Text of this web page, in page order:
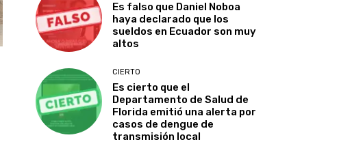
Es falso que Daniel Noboa
haya declarado que los
sueldos en Ecuador son muy
altos
CIERTO
Es cierto que el
Departamento de Salud de
Florida emitió una alerta por
casos de dengue de
transmisión local